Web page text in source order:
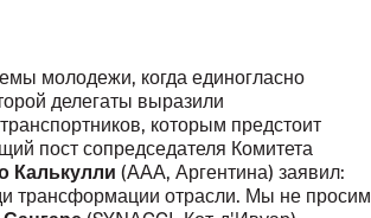
молодежи, когда единогласно
делегаты выразили
которым предстоит
пост сопредседателя Комитета
Калькулли (AAA, Аргентина) заявил:
трансформации отрасли. Мы не просим